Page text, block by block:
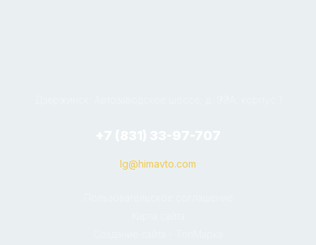
lg@himavto.com